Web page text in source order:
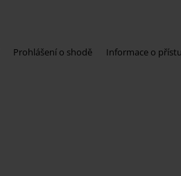
Prohlášení o shodě Informace o